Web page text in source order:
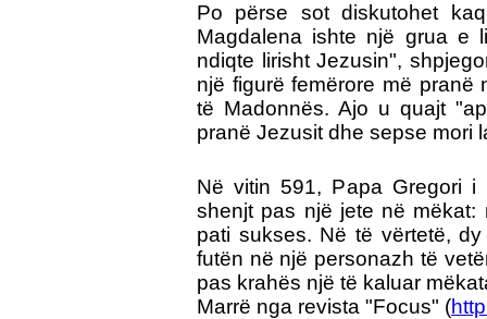
Po përse sot diskutohet
Magdalena ishte një grua e
ndiqte lirisht Jezusin",
një figurë femërore më pranë
të Madonnës. Ajo u quajt
pranë Jezusit dhe sepse mori
Në vitin 591, Papa Gregori
shenjt pas një jete në mëkat:
pati sukses. Në të vërtetë,
futën në një personazh të
pas krahës një të kaluar
Marrë nga revista "Focus" (